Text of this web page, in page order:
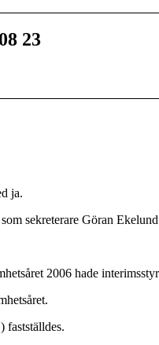
23
ja.
sekreterare Göran
2006 hade
fastställdes.